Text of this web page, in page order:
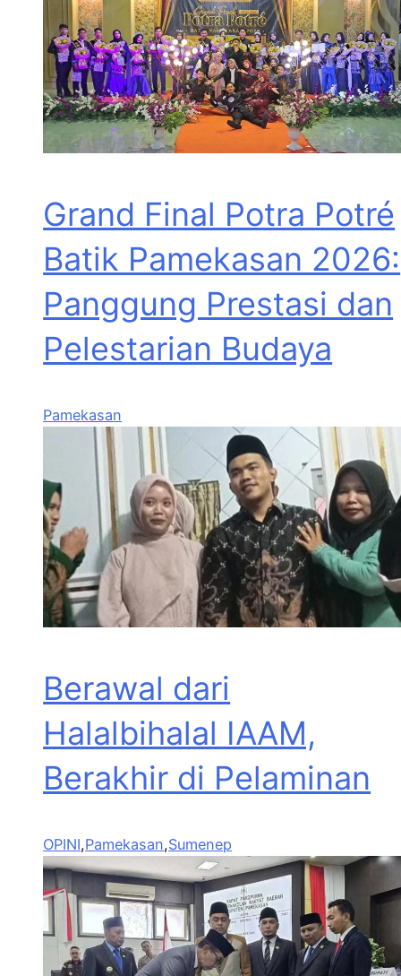
Grand Final Potra Potré
Batik Pamekasan 2026:
Panggung Prestasi dan
Pelestarian Budaya
Pamekasan
Berawal dari
Halalbihalal IAAM,
Berakhir di Pelaminan
OPINI,Pamekasan,Sumenep